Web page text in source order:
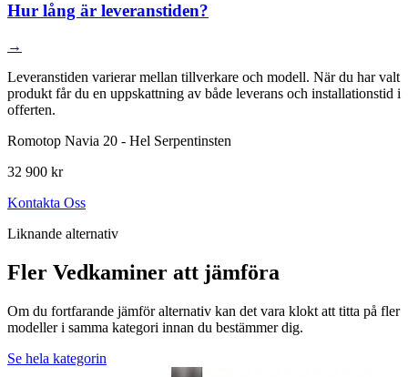
Hur lång är leveranstiden?
→
Leveranstiden varierar mellan tillverkare och modell. När du har valt
produkt får du en uppskattning av både leverans och installationstid i
offerten.
Romotop Navia 20 - Hel Serpentinsten
32 900 kr
Kontakta Oss
Liknande alternativ
Fler Vedkaminer att jämföra
Om du fortfarande jämför alternativ kan det vara klokt att titta på fler
modeller i samma kategori innan du bestämmer dig.
Se hela kategorin